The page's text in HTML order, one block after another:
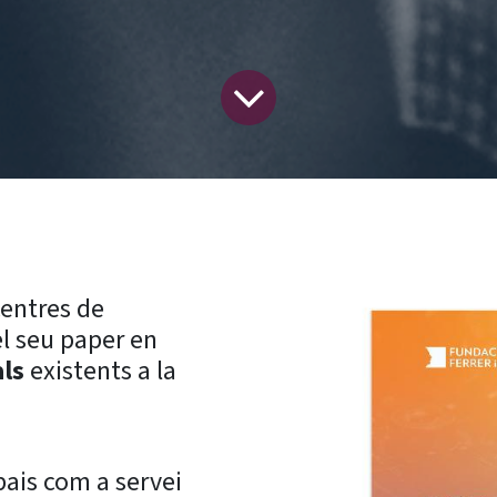
de
seu paper en
existents a la
com a servei